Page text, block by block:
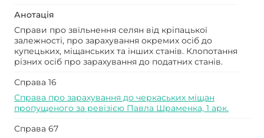
Анотація
Справи про звільнення селян від кріпацької
залежності, про зарахування окремих осіб до
купецьких, міщанських та інших станів. Клопотання
різних осіб про зарахування до податних станів.
Справа 16
Справа про зарахування до черкаських міщан
пропущеного за ревізією Павла Шраменка, 1 арк.
Справа 67